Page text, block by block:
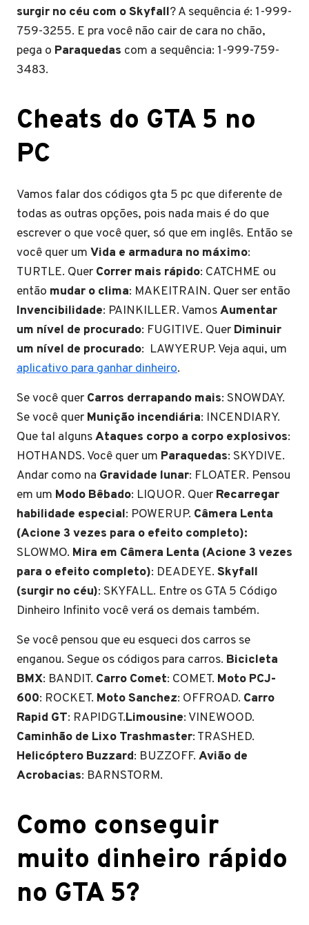
surgir no céu com o Skyfall? A sequência é: 1-999-
759-3255. E pra você não cair de cara no chão,
pega o Paraquedas com a sequência: 1-999-759-
3483.
Cheats do GTA 5 no
PC
Vamos falar dos códigos gta 5 pc que diferente de
todas as outras opções, pois nada mais é do que
escrever o que você quer, só que em inglês. Então se
você quer um Vida e armadura no máximo:
TURTLE. Quer Correr mais rápido: CATCHME ou
então mudar o clima: MAKEITRAIN. Quer ser então
Invencibilidade: PAINKILLER. VamosAumentar
um nível de procurado: FUGITIVE. Quer Diminuir
um nível de procurado: LAWYERUP. Veja aqui, um
aplicativo para ganhar dinheiro.
Se você quer Carros derrapando mais: SNOWDAY.
Se você quer Munição incendiária: INCENDIARY.
Que tal algunsAtaques corpo a corpo explosivos:
HOTHANDS. Você quer um Paraquedas: SKYDIVE.
Andar como na Gravidade lunar: FLOATER. Pensou
em um Modo Bêbado: LIQUOR. Quer Recarregar
habilidade especial: POWERUP. Câmera Lenta
(Acione 3 vezes para o efeito completo):
SLOWMO. Mira em Câmera Lenta (Acione 3 vezes
para o efeito completo): DEADEYE. Skyfall
(surgir no céu): SKYFALL. Entre os GTA 5 Código
Dinheiro Infinito você verá os demais também.
Se você pensou que eu esqueci dos carros se
enganou. Segue os códigos para carros. Bicicleta
BMX: BANDIT. Carro Comet: COMET. Moto PCJ-
600: ROCKET. Moto Sanchez: OFFROAD. Carro
Rapid GT: RAPIDGT.Limousine: VINEWOOD.
Caminhão de Lixo Trashmaster: TRASHED.
Helicóptero Buzzard: BUZZOFF. Avião de
Acrobacias: BARNSTORM.
Como conseguir
muito dinheiro rápido
no GTA 5?